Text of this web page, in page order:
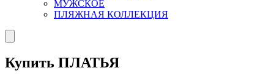
МУЖСКОЕ
ПЛЯЖНАЯ КОЛЛЕКЦИЯ
Купить ПЛАТЬЯ